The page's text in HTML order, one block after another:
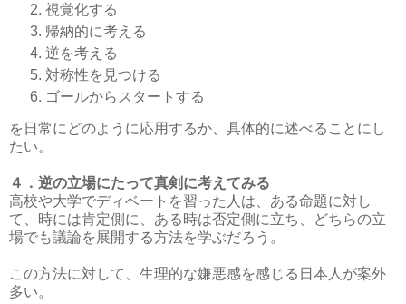
視覚化する
帰納的に考える
逆を考える
対称性を見つける
ゴールからスタートする
を日常にどのように応用するか、具体的に述べることにし
たい。
４．逆の立場にたって真剣に考えてみる
高校や大学でディベートを習った人は、ある命題に対し
て、時には肯定側に、ある時は否定側に立ち、どちらの立
場でも議論を展開する方法を学ぶだろう。
この方法に対して、生理的な嫌悪感を感じる日本人が案外
多い。